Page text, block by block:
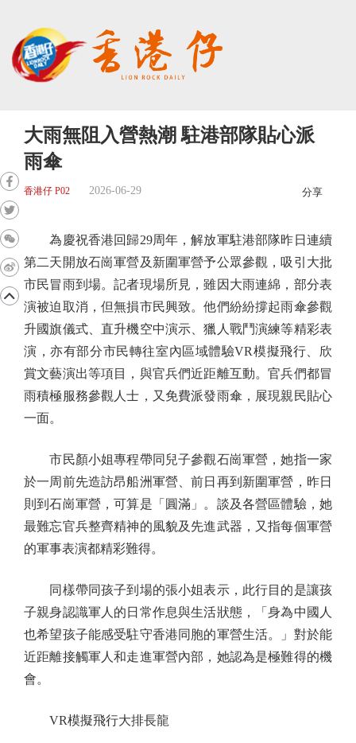
大雨無阻入營熱潮 駐港部隊貼心派
雨傘
香港仔 P02 2026-06-29 分享
為慶祝香港回歸29周年，解放軍駐港部隊昨日連續
第二天開放石崗軍營及新圍軍營予公眾參觀，吸引大批
市民冒雨到場。記者現場所見，雖因大雨連綿，部分表
演被迫取消，但無損市民興致。他們紛紛撐起雨傘參觀
升國旗儀式、直升機空中演示、獵人戰鬥演練等精彩表
演，亦有部分市民轉往室內區域體驗VR模擬飛行、欣
賞文藝演出等項目，與官兵們近距離互動。官兵們都冒
雨積極服務參觀人士，又免費派發雨傘，展現親民貼心
一面。
市民顏小姐專程帶同兒子參觀石崗軍營，她指一家
於一周前先造訪昂船洲軍營、前日再到新圍軍營，昨日
則到石崗軍營，可算是「圓滿」。談及各營區體驗，她
最難忘官兵整齊精神的風貌及先進武器，又指每個軍營
的軍事表演都精彩難得。
同樣帶同孩子到場的張小姐表示，此行目的是讓孩
子親身認識軍人的日常作息與生活狀態，「身為中國人
也希望孩子能感受駐守香港同胞的軍營生活。」對於能
近距離接觸軍人和走進軍營內部，她認為是極難得的機
會。
VR模擬飛行大排長龍